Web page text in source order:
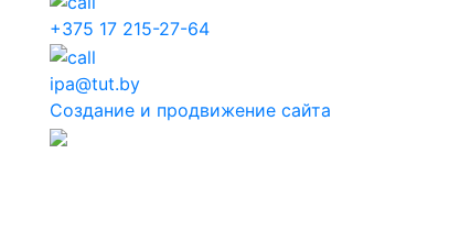
+375 17 215-27-64
ipa@tut.by
Создание и продвижение сайта